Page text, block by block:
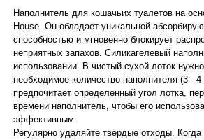
Наполнитель для кошачьих туалетов на
House. Он обладает уникальной
способностью и мгновенно блокирует
неприятных запахов. Силикагелевый
использовании. В чистый сухой лоток
необходимое количество наполнителя (3 -
предпочитает определенный угол лотка,
времени наполнитель, чтобы его
эффективным.
Регулярно удаляйте твердые отходы.